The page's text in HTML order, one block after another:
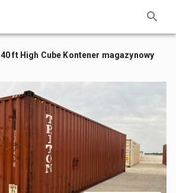
40 ft High Cube Kontener magazynowy